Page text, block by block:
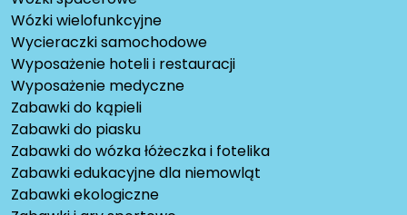
Wózki wielofunkcyjne
Wycieraczki samochodowe
Wyposażenie hoteli i restauracji
Wyposażenie medyczne
Zabawki do kąpieli
Zabawki do piasku
Zabawki do wózka łóżeczka i fotelika
Zabawki edukacyjne dla niemowląt
Zabawki ekologiczne